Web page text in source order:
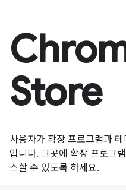
Store
사용자가 확장 프로그램과
입니다. 그곳에 확장 프로그
스할 수 있도록 하세요.